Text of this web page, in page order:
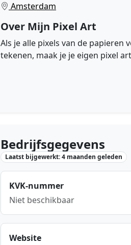
Amsterdam
Over Mijn Pixel Art
Als je alle pixels van de
tekenen, maak je je eigen pixel
Bedrijfsgegevens
Laatst bijgewerkt: 4 maanden geleden
KVK-nummer
Niet beschikbaar
Website